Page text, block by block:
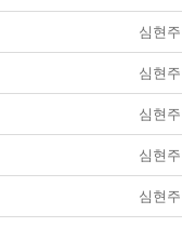
심현주
심현주
심현주
심현주
심현주